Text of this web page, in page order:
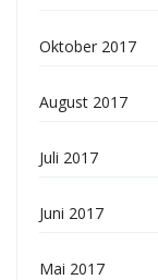
Oktober 2017
August 2017
Juli 2017
Juni 2017
Mai 2017